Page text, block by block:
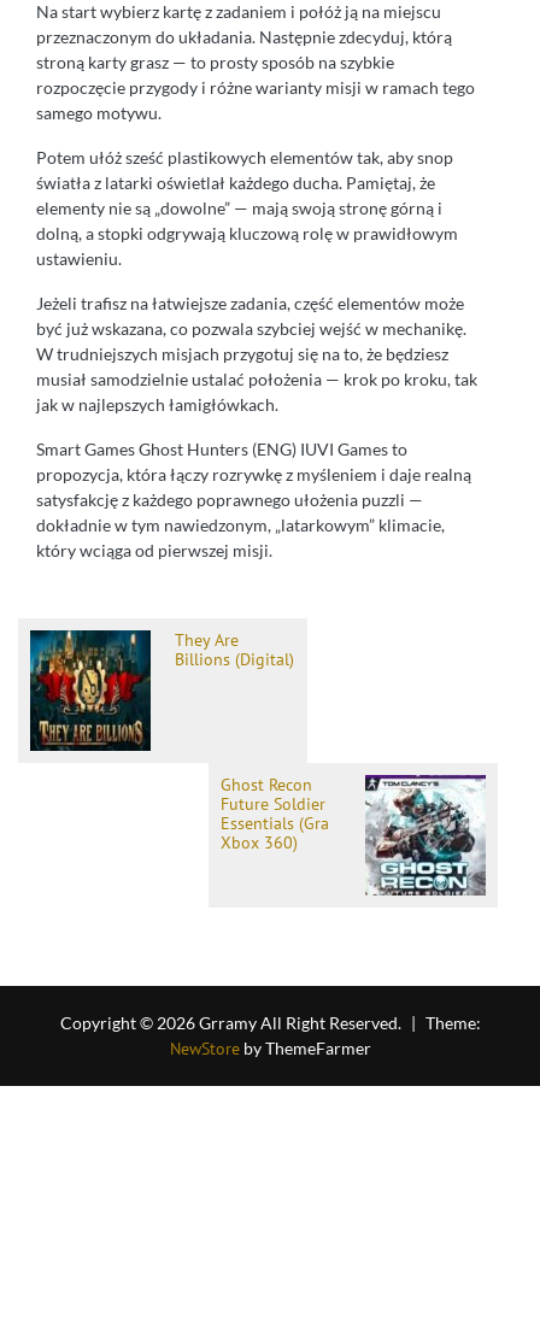
Na start wybierz kartę z zadaniem i połóż ją na miejscu
przeznaczonym do układania. Następnie zdecyduj, którą
stroną karty grasz — to prosty sposób na szybkie
rozpoczęcie przygody i różne warianty misji w ramach tego
samego motywu.
Potem ułóż sześć plastikowych elementów tak, aby snop
światła z latarki oświetlał każdego ducha. Pamiętaj, że
elementy nie są „dowolne” — mają swoją stronę górną i
dolną, a stopki odgrywają kluczową rolę w prawidłowym
ustawieniu.
Jeżeli trafisz na łatwiejsze zadania, część elementów może
być już wskazana, co pozwala szybciej wejść w mechanikę.
W trudniejszych misjach przygotuj się na to, że będziesz
musiał samodzielnie ustalać położenia — krok po kroku, tak
jak w najlepszych łamigłówkach.
Smart Games Ghost Hunters (ENG) IUVI Games to
propozycja, która łączy rozrywkę z myśleniem i daje realną
satysfakcję z każdego poprawnego ułożenia puzzli —
dokładnie w tym nawiedzonym, „latarkowym” klimacie,
który wciąga od pierwszej misji.
They Are
Billions (Digital)
Ghost Recon
Future Soldier
Essentials (Gra
Xbox 360)
Copyright © 2026 Grramy All Right Reserved. | Theme:
NewStoreby ThemeFarmer